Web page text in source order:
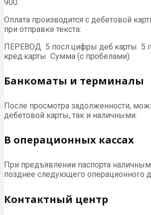
900.
Оплата производится с дебетовой
при отправке текста:
ПЕРЕВОД 5 посл.цифры деб.карты 5
кред.карты Сумма (с пробелами)
Банкоматы и терминалы
После просмотра задолженности,
дебетовой карты, так и наличными.
В операционных кассах
При предъявлении паспорта
позднее следующего операционного
Контактный центр